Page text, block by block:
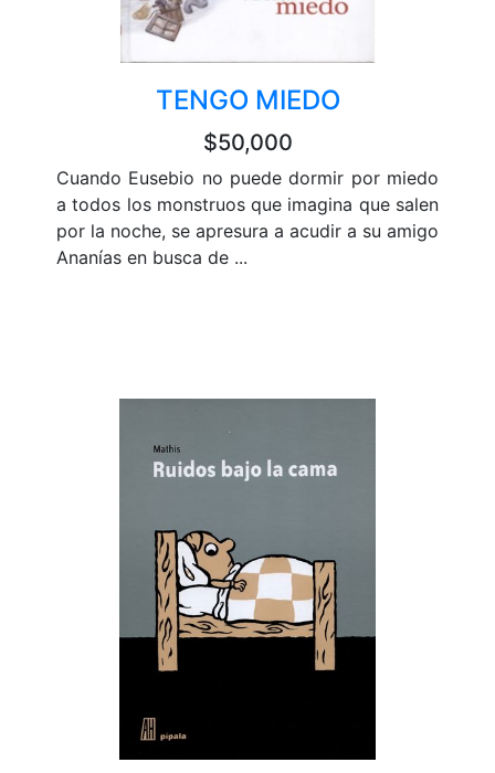
TENGO MIEDO
$50,000
Cuando Eusebio no puede dormir por miedo
a todos los monstruos que imagina que salen
por la noche, se apresura a acudir a su amigo
Ananías en busca de ...